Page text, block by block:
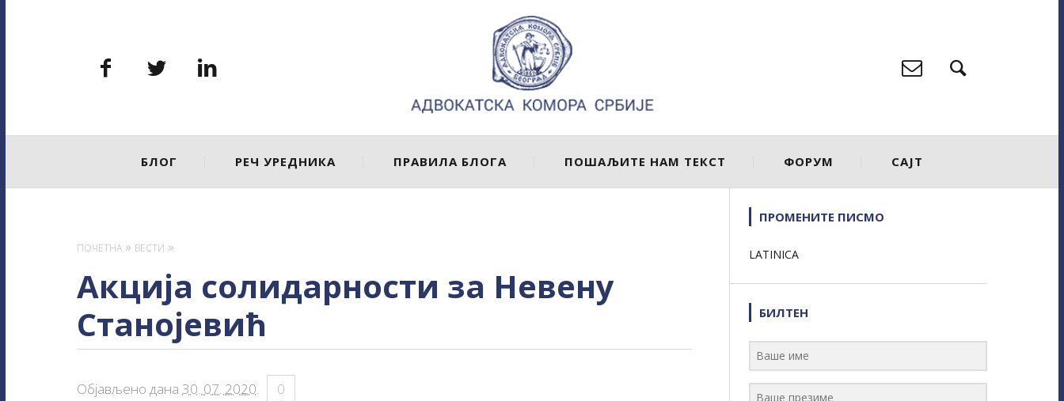
БЛОГ РЕЧ УРЕДНИКА ПРАВИЛА БЛОГА ПОШАЉИТЕ НАМ ТЕКСТ ФОРУМ САЈТ
ПОЧЕТНА ВЕСТИ
Акција солидарности за Невену
Станојевић
Објављено дана 30. 07. 2020.
0
ПРОМЕНИТЕ ПИСМО
LATINICA
БИЛТЕН